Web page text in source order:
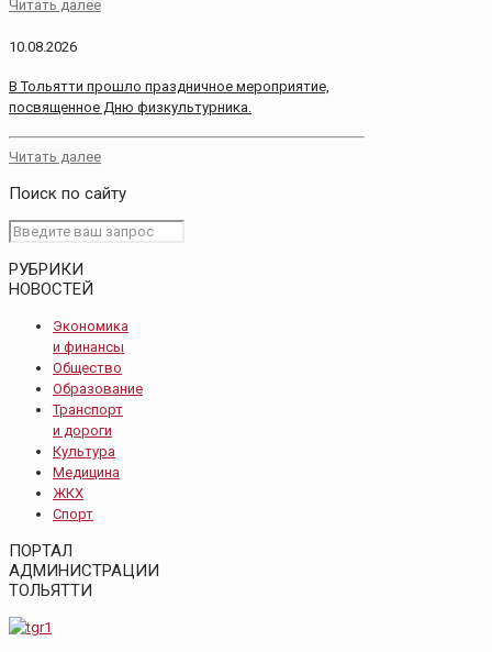
Читать далее
10.08.2026
В Тольятти прошло праздничное мероприятие,
посвященное Дню физкультурника.
Читать далее
Поиск по сайту
РУБРИКИ
НОВОСТЕЙ
Экономика
и финансы
Общество
Образование
Транспорт
и дороги
Культура
Медицина
ЖКХ
Спорт
ПОРТАЛ
АДМИНИСТРАЦИИ
ТОЛЬЯТТИ